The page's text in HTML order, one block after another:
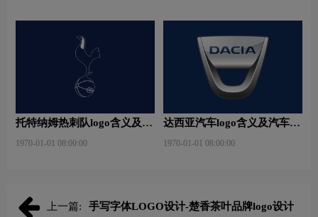
托特纳姆热刺队logo含义及运
1970-01-01 08:00:00
达西亚汽车logo含义及汽车品
1970-01-01 08:00:00
上一篇: 手写字体LOGO设计-楚香茶叶品牌logo设计